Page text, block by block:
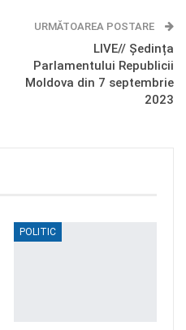
URMĂTOAREA POSTARE
LIVE// Ședința
Parlamentului Republicii
Moldova din 7 septembrie
2023
POLITIC